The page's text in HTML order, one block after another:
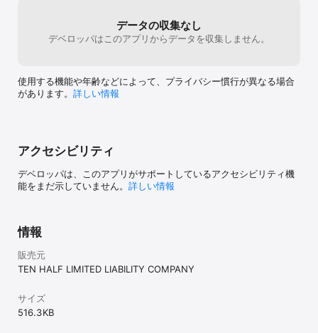
必要なときはパスワードを設定できます。互換性重視の
高速
並列圧縮により、標準の Finder 圧縮よりも体感で速く、どこでも
NeatZip は ZIP を「作る」ためのアプリです。ZIP の解凍（展開）
機能はありません。圧縮に特化したツールであり、展開ツールでは
ありません（macOS なら ZIP はダブルクリックで展開できま
す）。
要・ログイン不要・データ収集なし。完全オフラインで動作し、フ
サポート: https://10half.jp/neatzip/support.html
データの収集なし
デベロッパはこのアプリからデータを収集しません。
使用する機能や年齢などによって、プライバシー慣行が異なる場合
があります。 詳しい情報
アクセシビリティ
デベロッパは、このアプリがサポートしているアクセシビリティ機
能をまだ示していません。 詳しい情報
情報
販売元
TEN HALF LIMITED LIABILITY COMPANY
サイズ
516.3 KB